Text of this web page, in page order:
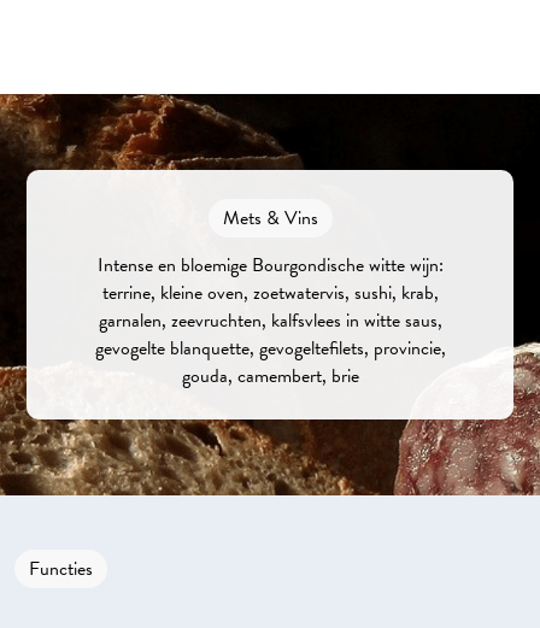
Mets & Vins
Intense en bloemige Bourgondische witte wijn:
terrine, kleine oven, zoetwatervis, sushi, krab,
garnalen, zeevruchten, kalfsvlees in witte saus,
gevogelte blanquette, gevogeltefilets, provincie,
gouda, camembert, brie
Functies